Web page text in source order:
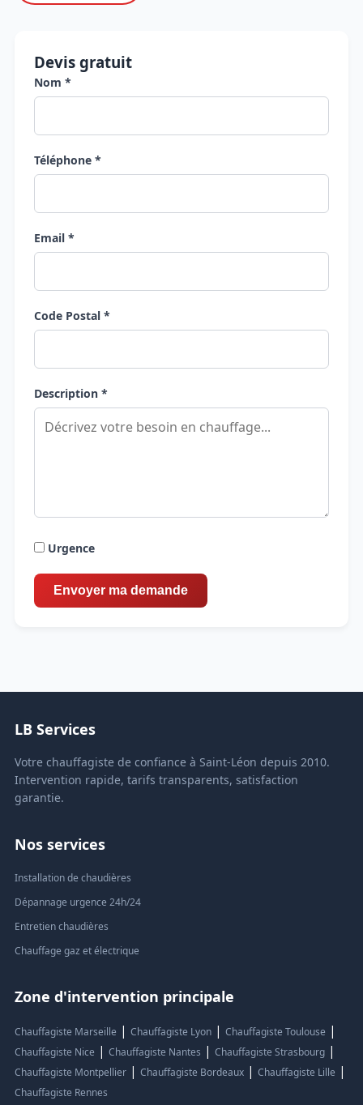
Devis gratuit
Nom *
Téléphone *
Email *
Code Postal *
Description *
Urgence
LB Services
Votre chauffagiste de confiance à Saint-Léon depuis 2010.
Intervention rapide, tarifs transparents, satisfaction
garantie.
Nos services
Installation de chaudières
Dépannage urgence 24h/24
Entretien chaudières
Chauffage gaz et électrique
Zone d'intervention principale
Chauffagiste Marseille | Chauffagiste Lyon| Chauffagiste Toulouse |
Chauffagiste Nice | Chauffagiste Nantes | Chauffagiste Strasbourg|
Chauffagiste Montpellier| Chauffagiste Bordeaux| Chauffagiste Lille |
Chauffagiste Rennes